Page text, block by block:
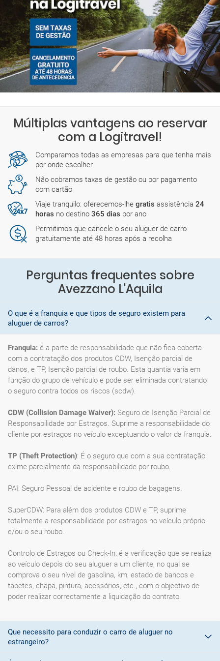
Múltiplas vantagens ao reservar
com a Logitravel!
Comparamos todas as empresas para que tenha mais
por onde escolher
Não cobramos taxas de gestão ou por pagamento
com cartão
Viaje tranquilo: oferecemos-lhe gratis assistência 24
horas no destino 365 dias por ano
Permitimos que cancele o seu aluguer de carro
gratuitamente até 48 horas após a recolha
Perguntas frequentes sobre
Avezzano L'Aquila
O que é a franquia e que tipos de seguro existem para
aluguer de carros?
Franquia: é a parte de responsabilidade que não fica coberta
com a contratação dos produtos CDW, Isenção parcial de
danos, e TP, Isenção parcial de roubo. Esta quantia varia em
função do grupo de vehículo e pode ser eliminada contratando
o seguro contra todos os riscos (scdw).
CDW (Collision Damage Waiver): Seguro de Isenção Parcial de
Responsabilidade por Estragos. Suprime a responsabilidade do
cliente por estragos no veículo exceptuando o valor da franquia.
TP (Theft Protection): É o seguro que com a sua contratação
exime parcialmente da responsabilidade por roubo.
PAI: Seguro Pessoal de acidente e roubo de bagagens.
SuperCDW: Para além dos produtos CDW e TP, suprime
totalmente a responsabilidade por estragos no veículo próprio
e/ou o seu roubo.
Controlo de Estragos ou Check-In: é a verificação que se realiza
ao veículo depois do seu aluguer a um cliente, no qual se
comprova o seu nível de gasolina, km, estado de bancos e
tapetes, chapa, pintura, acessórios, etc., com o objectivo de
poder realizar correctamente a liquidação do contrato.
Que necessito para conduzir o carro de aluguer no
estrangeiro?